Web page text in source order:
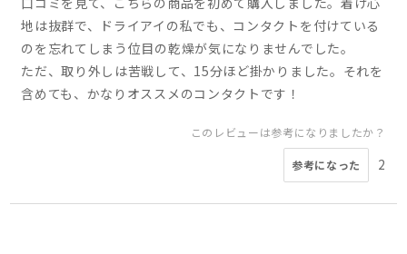
地は抜群で、ドライアイの私でも、コンタクトを付けている
のを忘れてしまう位目の乾燥が気になりませんでした。
ただ、取り外しは苦戦して、15分ほど掛かりました。それを
含めても、かなりオススメのコンタクトです！
このレビューは参考になりましたか？
参考になった 2